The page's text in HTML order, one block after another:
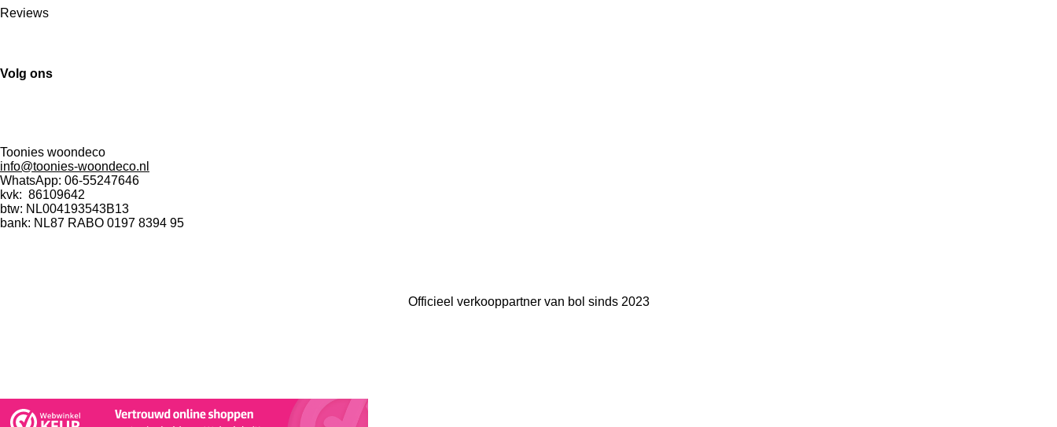
Reviews
Volg ons
c
e
b
o
s
t
a
g
a
t
A
Toonies woondeco
info@toonies-woondeco.nl
WhatsApp: 06-55247646
kvk: 86109642
btw: NL004193543B13
bank: NL87 RABO 0197 8394 95
Officieel verkooppartner van bol sinds 2023